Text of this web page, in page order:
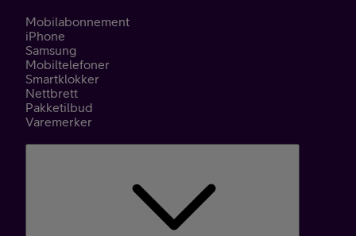
Mobilabonnement
iPhone
Samsung
Mobiltelefoner
Smartklokker
Nettbrett
Pakketilbud
Varemerker